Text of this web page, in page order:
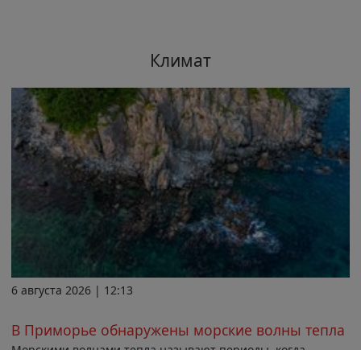
Климат
6 августа 2026 | 12:13
В Приморье обнаружены морские волны тепла